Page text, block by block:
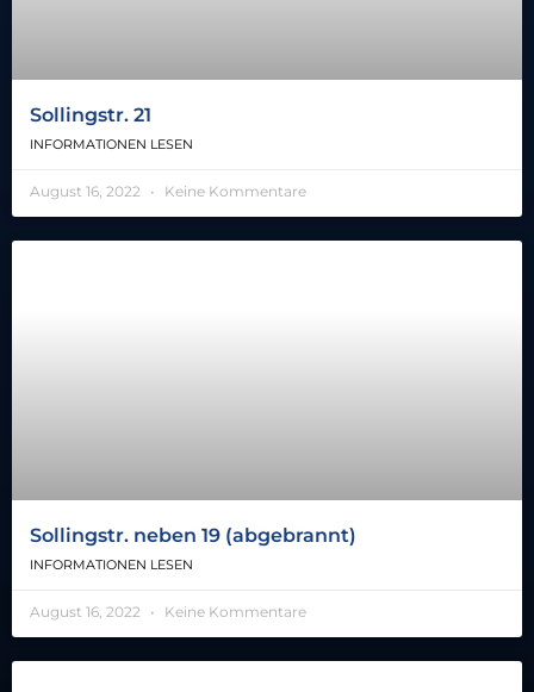
Sollingstr. 21
INFORMATIONEN LESEN
August 16, 2022 Keine Kommentare
Sollingstr. neben 19 (abgebrannt)
INFORMATIONEN LESEN
August 16, 2022 Keine Kommentare